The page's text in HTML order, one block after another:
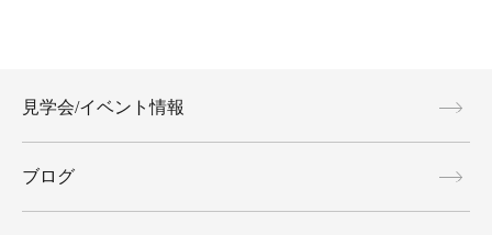
見学会/イベント情報
ブログ